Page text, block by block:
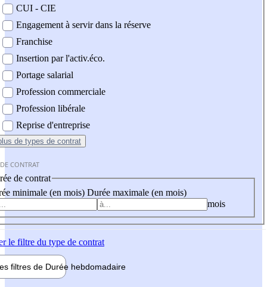
CUI - CIE
Engagement à servir dans la réserve
Franchise
Insertion par l'activ.éco.
Portage salarial
Profession commerciale
Profession libérale
Reprise d'entreprise
de types de contrat
CONTRAT
de contrat
minimale (en mois) Durée maximale (en mois)
mois
le filtre du type de contrat
filtres de Durée hebdomadaire